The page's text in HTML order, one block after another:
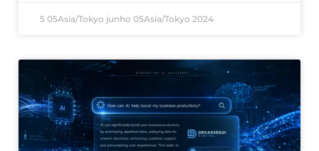
5 05Asia/Tokyo junho 05Asia/Tokyo 2024